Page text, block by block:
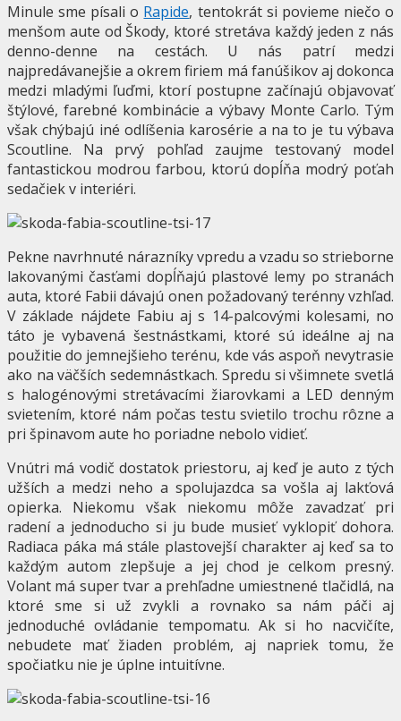
Minule sme písali o Rapide, tentokrát si povieme niečo o
menšom aute od Škody, ktoré stretáva každý jeden z nás
denno-denne na cestách. U nás patrí medzi
najpredávanejšie a okrem firiem má fanúšikov aj dokonca
medzi mladými ľuďmi, ktorí postupne začínajú objavovať
štýlové, farebné kombinácie a výbavy Monte Carlo. Tým
však chýbajú iné odlíšenia karosérie a na to je tu výbava
Scoutline. Na prvý pohľad zaujme testovaný model
fantastickou modrou farbou, ktorú dopĺňa modrý poťah
sedačiek v interiéri.
Pekne navrhnuté nárazníky vpredu a vzadu so strieborne
lakovanými časťami dopĺňajú plastové lemy po stranách
auta, ktoré Fabii dávajú onen požadovaný terénny vzhľad.
V základe nájdete Fabiu aj s 14-palcovými kolesami, no
táto je vybavená šestnástkami, ktoré sú ideálne aj na
použitie do jemnejšieho terénu, kde vás aspoň nevytrasie
ako na väčších sedemnástkach. Spredu si všimnete svetlá
s halogénovými stretávacími žiarovkami a LED denným
svietením, ktoré nám počas testu svietilo trochu rôzne a
pri špinavom aute ho poriadne nebolo vidieť.
Vnútri má vodič dostatok priestoru, aj keď je auto z tých
užších a medzi neho a spolujazdca sa vošla aj lakťová
opierka. Niekomu však niekomu môže zavadzať pri
radení a jednoducho si ju bude musieť vyklopiť dohora.
Radiaca páka má stále plastovejší charakter aj keď sa to
každým autom zlepšuje a jej chod je celkom presný.
Volant má super tvar a prehľadne umiestnené tlačidlá, na
ktoré sme si už zvykli a rovnako sa nám páči aj
jednoduché ovládanie tempomatu. Ak si ho nacvičíte,
nebudete mať žiaden problém, aj napriek tomu, že
spočiatku nie je úplne intuitívne.